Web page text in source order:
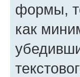
формы,
как